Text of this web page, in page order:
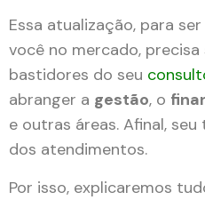
Essa atualização, para
você no mercado,
bastidores do seu
abranger a gestão, o
e outras áreas. Afinal,
dos atendimentos.
Por isso, explicaremos